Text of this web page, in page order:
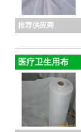
推荐供应商
医疗卫生用布